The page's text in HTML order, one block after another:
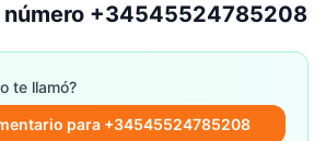
número +34545524785208
te llamó?
para +34545524785208